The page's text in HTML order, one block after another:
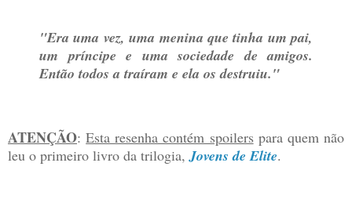
"Era uma vez, uma menina que tinha um pai,
um príncipe e uma sociedade de amigos.
Então todos a traíram e ela os destruiu."
ATENÇÃO:Esta resenha contém spoilerspara quem não
leu o primeiro livro da trilogia,Jovens de Elite.